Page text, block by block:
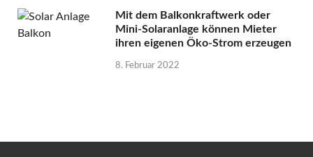
Mit dem Balkonkraftwerk oder
Mini-Solaranlage können Mieter
ihren eigenen Öko-Strom erzeugen
8. Februar 2022